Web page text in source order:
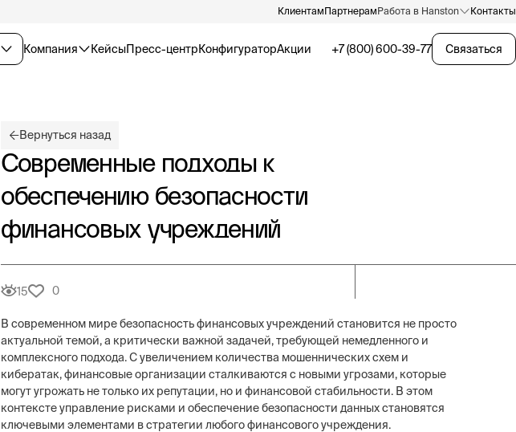
Компания КейсыПресс-центрКонфигураторАкции
КлиентамПартнерамРабота в Hanston Контакты
+7 (800) 600-39-77 Связаться
Вернуться назад
Современные подходы к
обеспечению безопасности
финансовых учреждений
15 0
В современном мире безопасность финансовых учреждений становится не просто
актуальной темой, а критически важной задачей, требующей немедленного и
комплексного подхода. С увеличением количества мошеннических схем и
кибератак, финансовые организации сталкиваются с новыми угрозами, которые
могут угрожать не только их репутации, но и финансовой стабильности. В этом
контексте управление рисками и обеспечение безопасности данных становятся
ключевыми элементами в стратегии любого финансового учреждения.